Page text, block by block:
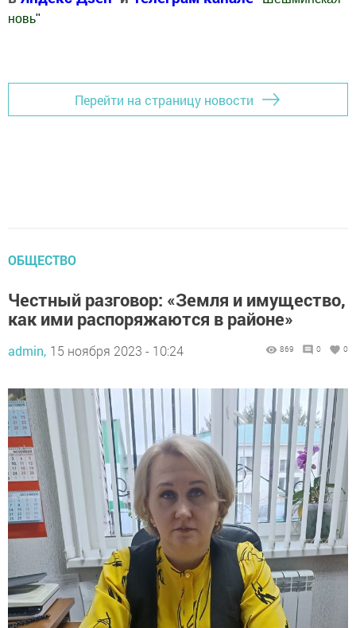
новь"
Перейти на страницу новости
ОБЩЕСТВО
Честный разговор: «Земля и имущество,
как ими распоряжаются в районе»
admin, 15 ноября 2023 - 10:24 869 0 0